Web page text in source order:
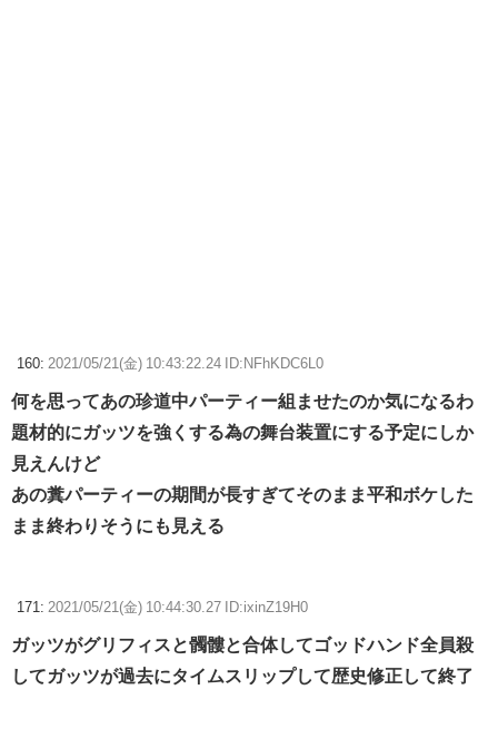
160: 2021/05/21(金) 10:43:22.24 ID:NFhKDC6L0
何を思ってあの珍道中パーティー組ませたのか気になるわ
題材的にガッツを強くする為の舞台装置にする予定にしか
見えんけど
あの糞パーティーの期間が長すぎてそのまま平和ボケした
まま終わりそうにも見える
171: 2021/05/21(金) 10:44:30.27 ID:ixinZ19H0
ガッツがグリフィスと髑髏と合体してゴッドハンド全員殺
してガッツが過去にタイムスリップして歴史修正して終了